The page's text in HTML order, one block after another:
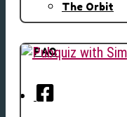
The Orbit
FAQ